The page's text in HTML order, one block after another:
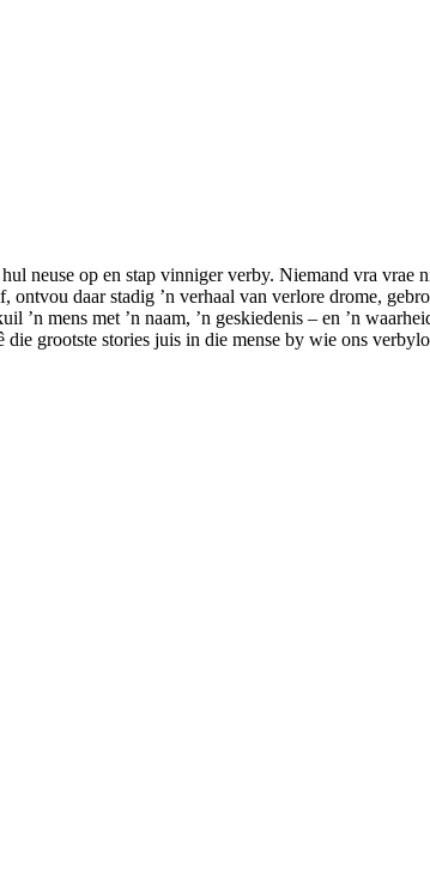
neuse op en stap vinniger verby. Niemand vra vrae
daar stadig ’n verhaal van verlore drome,
mens met ’n naam, ’n geskiedenis – en ’n
grootste stories juis in die mense by wie ons